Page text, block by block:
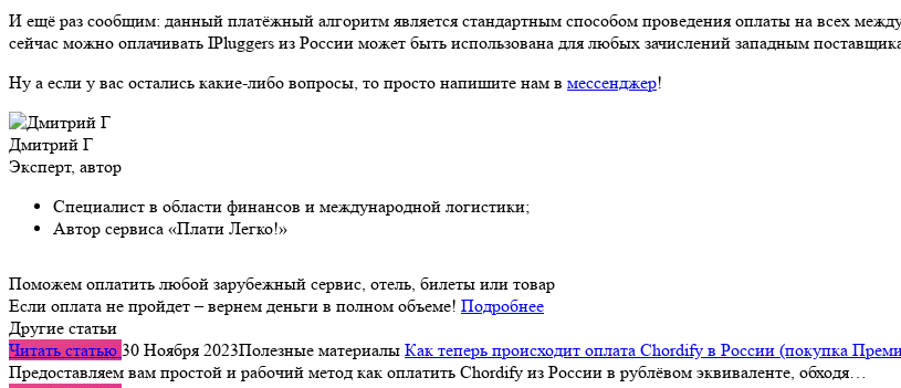
И ещё раз сообщим: данный платёжный алгоритм является стандартным способом проведения оплаты на всех
сейчас можно оплачивать IPluggers из России может быть использована для любых зачислений западным
Ну а если у вас остались какие-либо вопросы, то просто напишите нам в мессенджер!
Дмитрий Г
Эксперт, автор
Специалист в области финансов и международной логистики;
Автор сервиса «Плати Легко!»
Поможем оплатить любой зарубежный сервис, отель, билеты или товар
Если оплата не пройдет – вернем деньги в полном объеме! Подробнее
Другие статьи
Читать статью 30 Ноября 2023Полезные материалы Как теперь происходит оплата Chordify в России (покупка
Предоставляем вам простой и рабочий метод как оплатить Chordify из России в рублёвом эквиваленте, обходя…